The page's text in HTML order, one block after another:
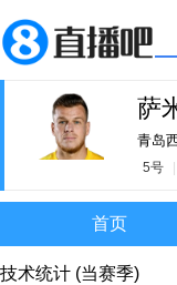
萨
青岛
5号
首页
技术统计 (当赛季)